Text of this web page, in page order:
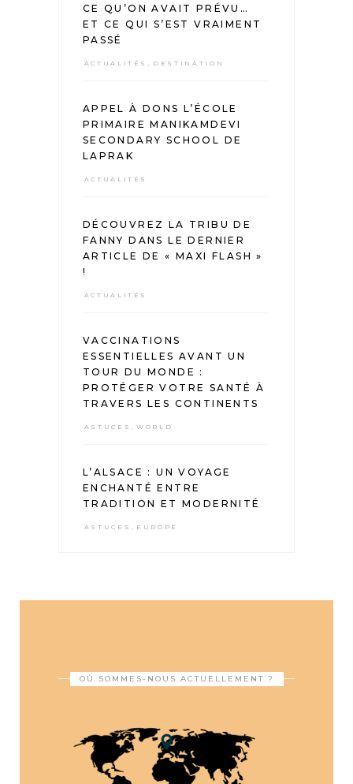
CE QU’ON AVAIT PRÉVU…
ET CE QUI S’EST VRAIMENT
PASSÉ
ACTUALITÉS , DESTINATION
APPEL À DONS L’ÉCOLE
PRIMAIRE MANIKAMDEVI
SECONDARY SCHOOL DE
LAPRAK
ACTUALITÉS
DÉCOUVREZ LA TRIBU DE
FANNY DANS LE DERNIER
ARTICLE DE « MAXI FLASH »
!
ACTUALITÉS
VACCINATIONS
ESSENTIELLES AVANT UN
TOUR DU MONDE :
PROTÉGER VOTRE SANTÉ À
TRAVERS LES CONTINENTS
ASTUCES , WORLD
L’ALSACE : UN VOYAGE
ENCHANTÉ ENTRE
TRADITION ET MODERNITÉ
ASTUCES , EUROPE
OÙ SOMMES-NOUS ACTUELLEMENT ?